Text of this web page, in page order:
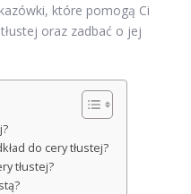
które pomogą Ci
oraz zadbać o jej
do cery tłustej?
tłustej?